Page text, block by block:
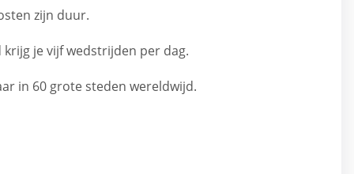
zijn duur.
je vijf wedstrijden per dag.
in 60 grote steden wereldwijd.